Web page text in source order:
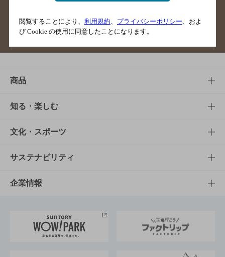
サイトマップ ご意見・ご感想
商品
商品TOP
商品一覧
商品発売情報
栄養成分一覧
知る・楽しむ
知る・楽しむTOP
キャンペーン
工場見学
地域情報
文化・スポーツ
文化・スポーツTOP
サントリーホール
サントリーサンバーズ大阪
サステナビリティ
サステナビリティTOP
サントリーが考えるサステナビリティ経営
企業情報
企業概要
閲覧することにより、 利用規約、 プライバシーポリシー、およ
び Cookie の使用に同意したことになります。